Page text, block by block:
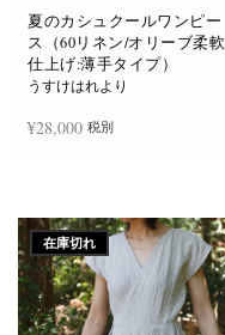
オ
プ
シ
ョ
ら
選
択
で
き
ま
す
夏のカシュクールワンピー
ス（60リネン/オリーブ柔軟
仕上げ:薄手タイプ）
うすけはれより
¥28,000 税別
在庫切れ